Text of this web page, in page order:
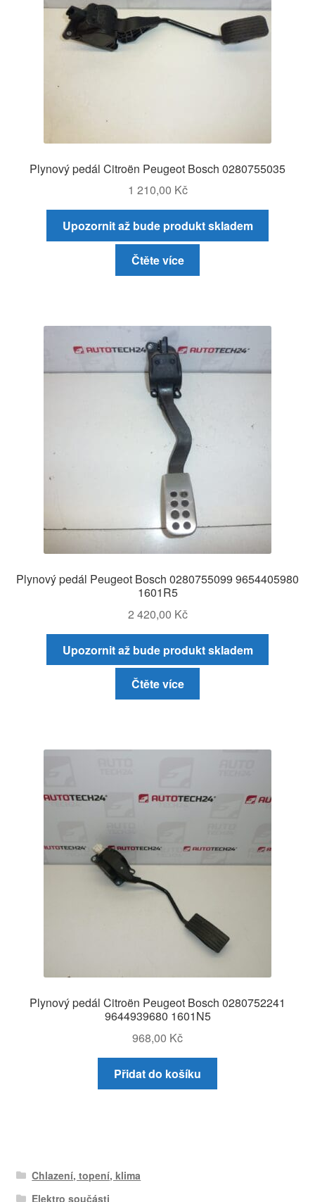
Plynový pedál Citroën Peugeot Bosch 0280755035
1 210,00 Kč
Upozornit až bude produkt skladem
Čtěte více
Plynový pedál Peugeot Bosch 0280755099 9654405980
1601R5
2 420,00 Kč
Upozornit až bude produkt skladem
Čtěte více
Plynový pedál Citroën Peugeot Bosch 0280752241
9644939680 1601N5
968,00 Kč
Přidat do košíku
Chlazení, topení, klima
Elektro součásti